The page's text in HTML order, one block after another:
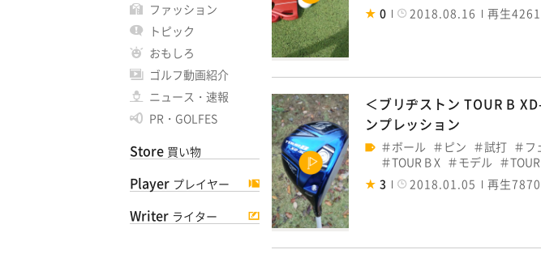
ファッション
トピック
おもしろ
ゴルフ動画紹介
ニュース・速報
PR・GOLFES
Store 買い物
Player プレイヤー
Writer ライター
0
2018.08.16
再生
＜ブリヂストン TOUR B
ンプレッション
ボール ピン 試打 フ
TOUR B X
モデル
3
2018.01.05
再生